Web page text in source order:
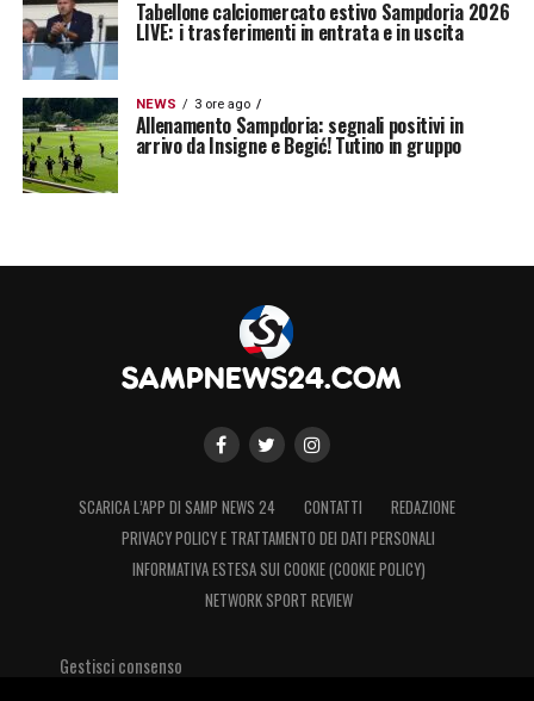
Tabellone calciomercato estivo Sampdoria 2026
LIVE: i trasferimenti in entrata e in uscita
NEWS 3 ore ago
Allenamento Sampdoria: segnali positivi in
arrivo da Insigne e Begić! Tutino in gruppo
SCARICA L’APP DI SAMP NEWS 24 CONTATTI
REDAZIONE
PRIVACY POLICY E TRATTAMENTO DEI DATI PERSONALI
INFORMATIVA ESTESA SUI COOKIE (COOKIE POLICY)
NETWORK SPORT REVIEW
Gestisci consenso